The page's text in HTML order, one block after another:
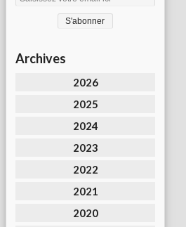
Archives
2026
2025
2024
2023
2022
2021
2020